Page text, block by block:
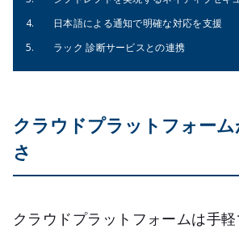
日本語による通知で明確な対応を支援
ラック 診断サービスとの連携
クラウドプラットフォー
さ
クラウドプラットフォームは手